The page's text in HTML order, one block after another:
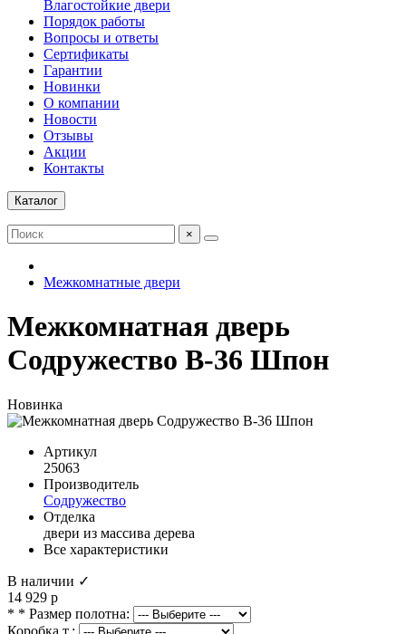
Влагостойкие двери
Порядок работы
Вопросы и ответы
Сертификаты
Гарантии
Новинки
О компании
Новости
Отзывы
Акции
Контакты
Каталог
×
Межкомнатные двери
Межкомнатная дверь
Содружество B-36 Шпон
Новинка
Артикул
25063
Производитель
Содружество
Отделка
двери из массива дерева
Все характеристики
В наличии ✓
14 929 р
* * Размер полотна:
Коробка т.: